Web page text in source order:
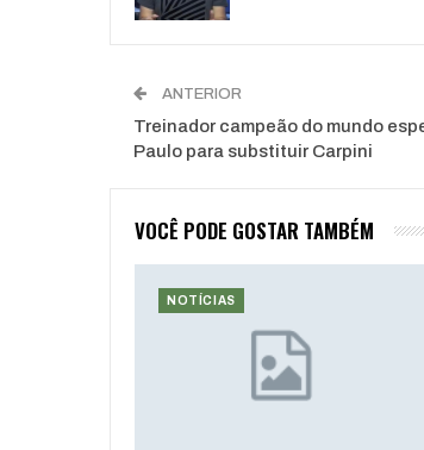
ANTERIOR
Treinador campeão do mundo
Paulo para substituir Carpini
VOCÊ PODE GOSTAR TAMBÉM
NOTÍCIAS